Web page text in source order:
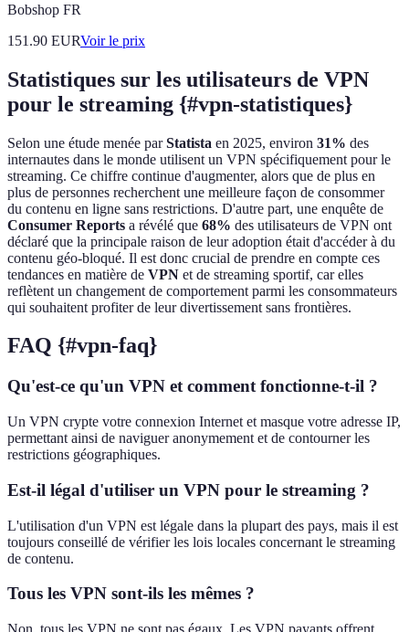
Bobshop FR
151.90 EURVoir le prix
Statistiques sur les utilisateurs de VPN
pour le streaming {#vpn-statistiques}
Selon une étude menée parStatista en 2025, environ 31% des
internautes dans le monde utilisent un VPN spécifiquement pour le
streaming. Ce chiffre continue d'augmenter, alors que de plus en
plus de personnes recherchent une meilleure façon de consommer
du contenu en ligne sans restrictions. D'autre part, une enquête de
Consumer Reports a révélé que 68% des utilisateurs de VPN ont
déclaré que la principale raison de leur adoption était d'accéder à du
contenu géo-bloqué. Il est donc crucial de prendre en compte ces
tendances en matière de VPN et de streaming sportif, car elles
reflètent un changement de comportement parmi les consommateurs
qui souhaitent profiter de leur divertissement sans frontières.
FAQ {#vpn-faq}
Qu'est-ce qu'un VPN et comment fonctionne-t-il ?
Un VPN crypte votre connexion Internet et masque votre adresse IP,
permettant ainsi de naviguer anonymement et de contourner les
restrictions géographiques.
Est-il légal d'utiliser un VPN pour le streaming ?
L'utilisation d'un VPN est légale dans la plupart des pays, mais il est
toujours conseillé de vérifier les lois locales concernant le streaming
de contenu.
Tous les VPN sont-ils les mêmes ?
Non, tous les VPN ne sont pas égaux. Les VPN payants offrent